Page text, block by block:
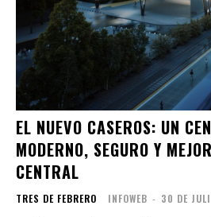
EL NUEVO CASEROS: UN
MODERNO, SEGURO Y
CENTRAL
TRES DE FEBRERO INFOWEB - 30 DE